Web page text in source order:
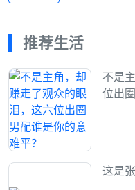
推荐生活
不是
位出
这是